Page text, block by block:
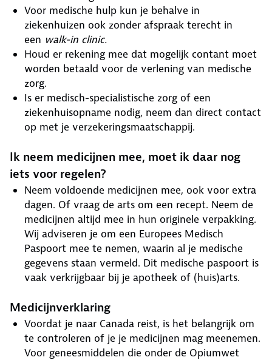
Voor medische hulp kun je behalve in
ziekenhuizen ook zonder afspraak terecht in
een walk-in clinic.
Houd er rekening mee dat mogelijk contant moet
worden betaald voor de verlening van medische
zorg.
Is er medisch-specialistische zorg of een
ziekenhuisopname nodig, neem dan direct contact
op met je verzekeringsmaatschappij.
Ik neem medicijnen mee, moet ik daar nog
iets voor regelen?
Neem voldoende medicijnen mee, ook voor extra
dagen. Of vraag de arts om een recept. Neem de
medicijnen altijd mee in hun originele verpakking.
Wij adviseren je om een Europees Medisch
Paspoort mee te nemen, waarin al je medische
gegevens staan vermeld. Dit medische paspoort is
vaak verkrijgbaar bij je apotheek of (huis)arts.
Medicijnverklaring
Voordat je naar Canada reist, is het belangrijk om
te controleren of je je medicijnen mag meenemen.
Voor geneesmiddelen die onder de Opiumwet